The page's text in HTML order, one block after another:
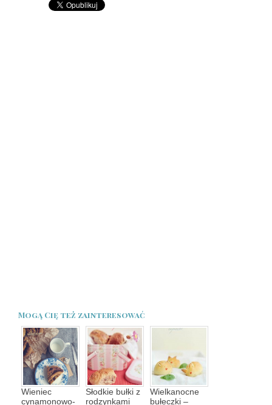
Mogą Cię też zainteresować
Wieniec
cynamonowo-
Słodkie bułki z
rodzynkami
Wielkanocne
bułeczki –